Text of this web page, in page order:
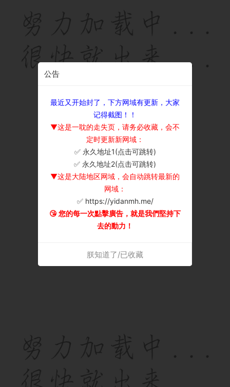
公告
最近又开始封了，下方网域有更新，大家
记得截图！！
▼这是一耽的走失页，请务必收藏，会不
定时更新新网域：
✅ 永久地址1(点击可跳转)
✅ 永久地址2(点击可跳转)
▼这是大陆地区网域，会自动跳转最新的
网域：
✅ https://yidanmh.me/
😘 您的每一次點擊廣告，就是我們堅持下
去的動力！
朕知道了/已收藏